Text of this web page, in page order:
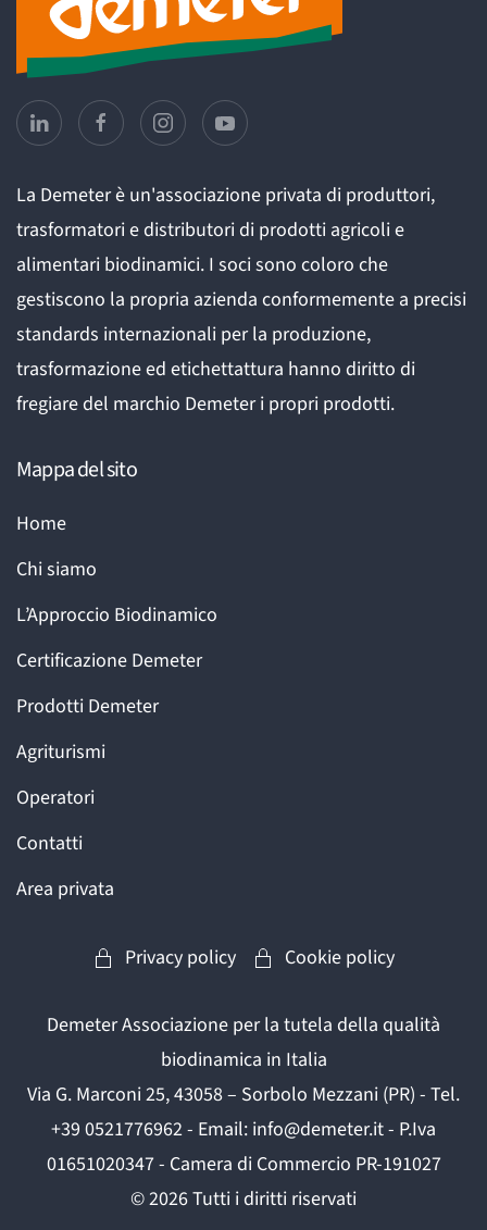
La Demeter è un'associazione privata di produttori,
trasformatori e distributori di prodotti agricoli e
alimentari biodinamici. I soci sono coloro che
gestiscono la propria azienda conformemente a precisi
standards internazionali per la produzione,
trasformazione ed etichettattura hanno diritto di
fregiare del marchio Demeter i propri prodotti.
Mappa del sito
Home
Chi siamo
L’Approccio Biodinamico
Certificazione Demeter
Prodotti Demeter
Agriturismi
Operatori
Contatti
Area privata
Privacy policy Cookie policy
Demeter Associazione per la tutela della qualità
biodinamica in Italia
Via G. Marconi 25, 43058 – Sorbolo Mezzani (PR) - Tel.
+39 0521776962 - Email: info@demeter.it - P.Iva
01651020347 - Camera di Commercio PR-191027
©2026Tutti i diritti riservati